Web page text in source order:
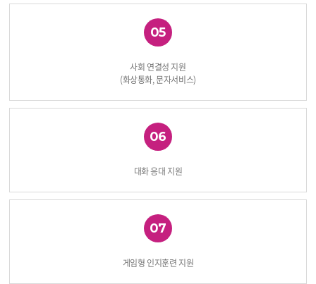
05
사회 연결성 지원
(화상통화, 문자서비스)
06
대화 응대 지원
07
게임형 인지훈련 지원